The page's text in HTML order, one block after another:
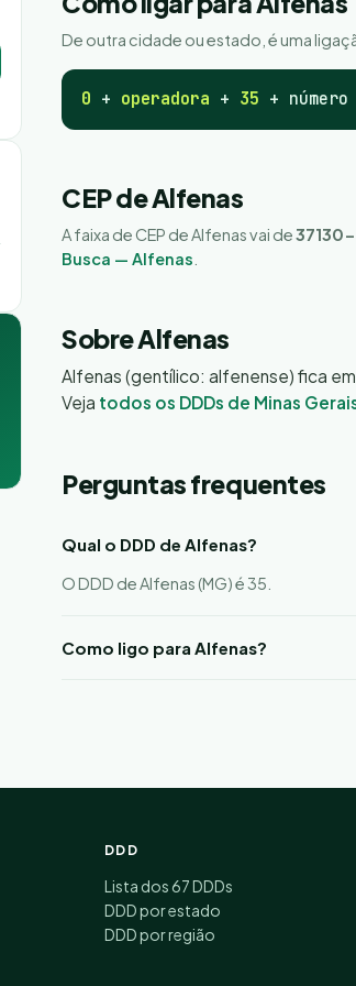
De outra cidade ou estado, é uma
0 + operadora + 35 +
CEP de Alfenas
A faixa de CEP de Alfenas vai de
Busca — Alfenas
Sobre Alfenas
Alfenas (gentílico: alfenense) fica em
Veja todos os DDDs de Minas
Perguntas frequentes
Qual o DDD de Alfenas?
O DDD de Alfenas (MG) é 35.
Como ligo para Alfenas?
DDD
Lista dos 67 DDDs
DDD por estado
DDD por região